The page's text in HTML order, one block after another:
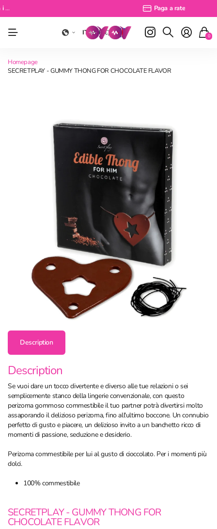
Spedizione gratuita sopra i 49 euro Paga a rate
IT (EUR €) 0
Homepage
SECRETPLAY - GUMMY THONG FOR CHOCOLATE FLAVOR
Description
Description
Se vuoi dare un tocco divertente e diverso alle tue relazioni o sei
semplicemente stanco della lingerie convenzionale, con questo
perizoma gommoso commestibile il tuo partner potrà divertirsi molto
assaporando il delizioso perizoma, fino all'ultimo boccone. Un connubio
perfetto di gusto e piacere, un delizioso invito a un banchetto ricco di
momenti di passione, seduzione e desiderio.
Perizoma commestibile per lui al gusto di cioccolato. Per i momenti più
dolci.
100% commestibile
SECRETPLAY - GUMMY THONG FOR
CHOCOLATE FLAVOR